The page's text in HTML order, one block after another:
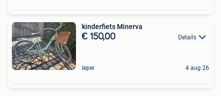
kinderfiets Minerva
€ 150,00 Details
Ieper 4 aug 26